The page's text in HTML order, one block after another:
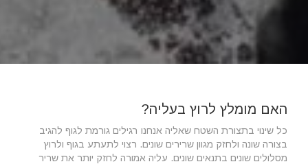
האם מומלץ לרוץ בעליה?
כל שינוי בתצורת השטח שאליה אנחנו רגילים גורמת לגוף להגיב
בצורה שונה ולחזק מגוון שרירים שונים. רצוי לתעתע בגוף ולרוץ
מסלולים שונים בתנאים שונים. עליה אמורה לחזק יותר את שריר